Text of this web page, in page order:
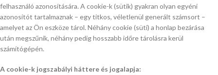
felhasználó azonosítására. A cookie-k (sütik) gyakran olyan egyéni
azonosítót tartalmaznak – egy titkos, véletlenül generált számsort –
amelyet az Ön eszköze tárol. Néhány cookie (süti) a honlap bezárása
után megszűnik, néhány pedig hosszabb időre tárolásra kerül
számítógépén.
A cookie-k jogszabályi háttere és jogalapja: